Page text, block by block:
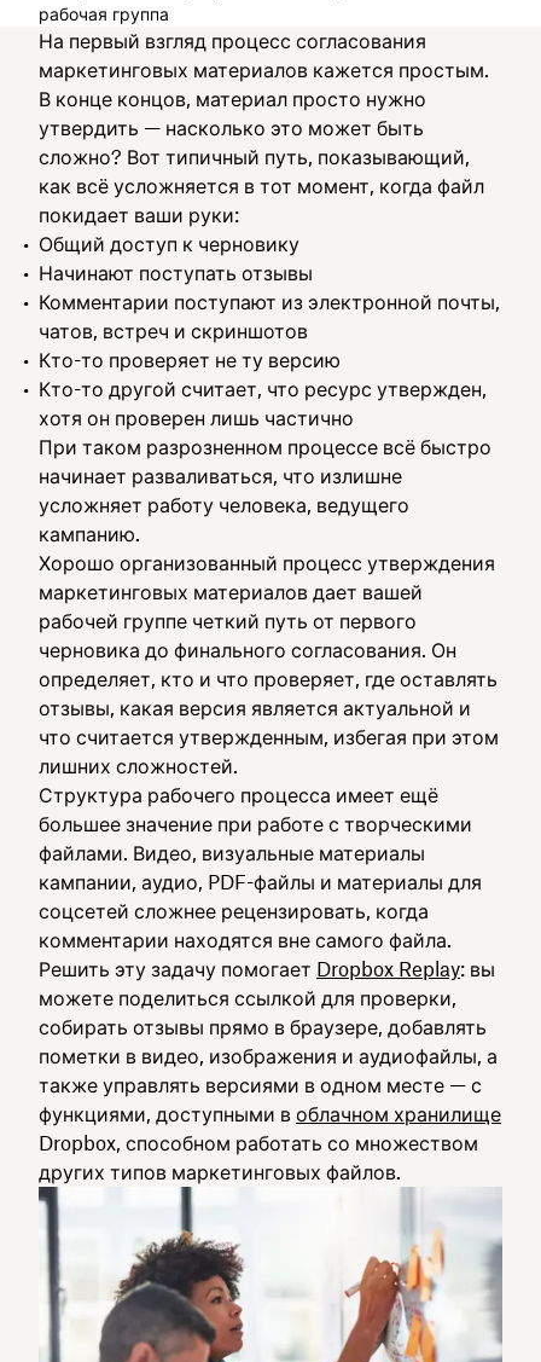
рабочая группа
На первый взгляд процесс согласования
маркетинговых материалов кажется простым.
В конце концов, материал просто нужно
утвердить — насколько это может быть
сложно? Вот типичный путь, показывающий,
как всё усложняется в тот момент, когда файл
покидает ваши руки:
Общий доступ к черновику
Начинают поступать отзывы
Комментарии поступают из электронной почты,
чатов, встреч и скриншотов
Кто-то проверяет не ту версию
Кто-то другой считает, что ресурс утвержден,
хотя он проверен лишь частично
При таком разрозненном процессе всё быстро
начинает разваливаться, что излишне
усложняет работу человека, ведущего
кампанию.
Хорошо организованный процесс утверждения
маркетинговых материалов дает вашей
рабочей группе четкий путь от первого
черновика до финального согласования. Он
определяет, кто и что проверяет, где оставлять
отзывы, какая версия является актуальной и
что считается утвержденным, избегая при этом
лишних сложностей.
Структура рабочего процесса имеет ещё
большее значение при работе с творческими
файлами. Видео, визуальные материалы
кампании, аудио, PDF-файлы и материалы для
соцсетей сложнее рецензировать, когда
комментарии находятся вне самого файла.
Решить эту задачу помогает Dropbox Replay: вы
можете поделиться ссылкой для проверки,
собирать отзывы прямо в браузере, добавлять
пометки в видео, изображения и аудиофайлы, а
также управлять версиями в одном месте — с
функциями, доступными в облачном хранилище
Dropbox, способном работать со множеством
других типов маркетинговых файлов.